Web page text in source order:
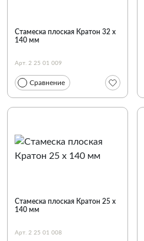
Стамеска плоская Кратон 32 х
140 мм
Арт. 2 25 01 009
Сравнение
Стамеска плоская Кратон 25 х
140 мм
Арт. 2 25 01 008